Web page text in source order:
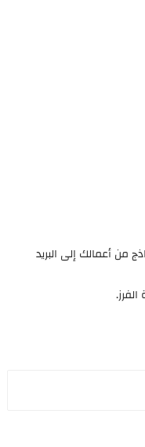
من أعمالك إلى البريد